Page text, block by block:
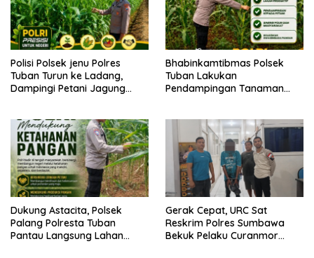
Polisi Polsek jenu Polres
Tuban Turun ke Ladang,
Dampingi Petani Jagung
Bhabinkamtibmas Polsek
Tuban Lakukan
Pendampingan Tanaman
Dukung Astacita, Polsek
Palang Polresta Tuban
Pantau Langsung Lahan
Gerak Cepat, URC Sat
Reskrim Polres Sumbawa
Bekuk Pelaku Curanmor